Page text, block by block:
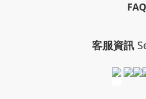
FAQ
客服資訊